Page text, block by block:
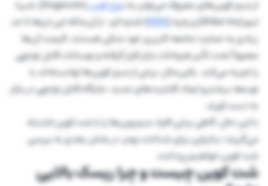
از میم کوین‌های معروف می‌توان بهدوج کوین
(Dogecoin)، شیبا
اینو (Shiba Inu) و په‌په (
PEPE) اشاره کرد. از آن‌جاکه این ارزها تا حد
زیادی به حمایت جامعه کاربری خود متکی هستند، قیمت آن‌ها
معمولاً تحت تأثیر هیجانات بازار قرار گرفته و نوسانات قابل توجهی
را تجربه می‌کند. بااین‌حال، برخی از میم کوین‌ها توانسته‌اند با
توسعه بیشتر و ایجاد قابلیت‌های جدید، جایگاه قابل توجهی در بازار
به دست آورند.
با این حال، گاهی برخی افراد میم‌ وین‌ها را با شت کوین اشتباه
می‌گیرند؛ بنابراین برای شناخت بهتر، در بخش بعدی به بررسی
شت کوین خواهیم پرداخت.
شت کوین چیست و چرا ریسک بالایی